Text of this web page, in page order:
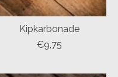
Kipkarbonade
€9,75